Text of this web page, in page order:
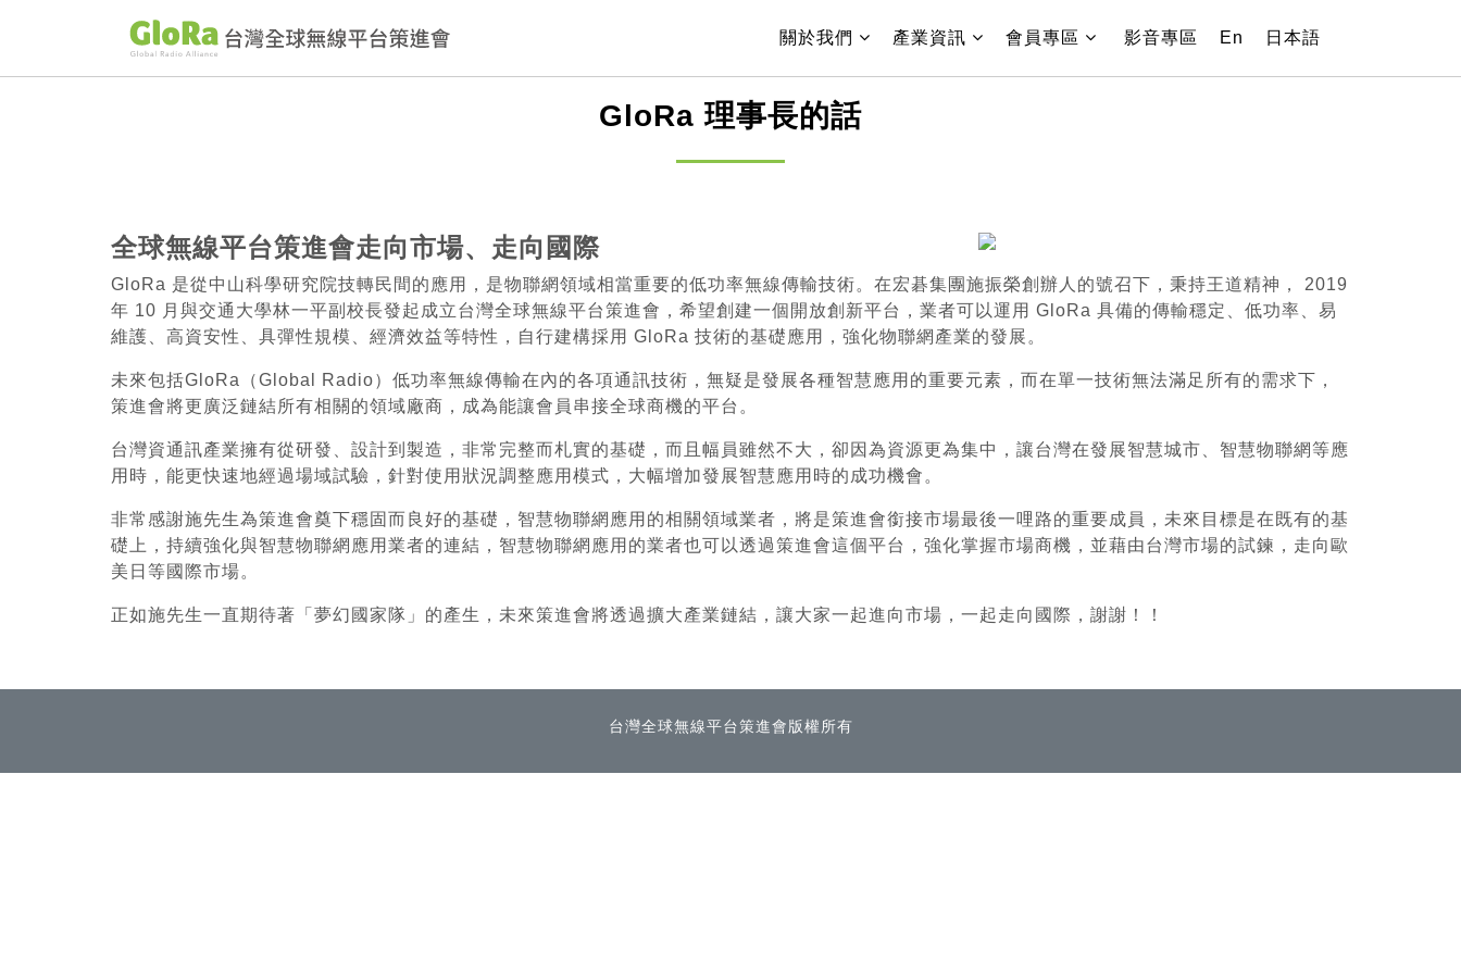
關於我們 (current)
產業資訊 (current)
會員專區 影音專區 En 日本語
GloRa 理事長的話
全球無線平台策進會走向市場、走向國際
GloRa 是從中山科學研究院技轉民間的應用，是物聯網領域相當重要的低功率無線傳輸技術。在宏碁集團施振榮創辦人的號召下，秉持王道精神， 2019
年 10 月與交通大學林一平副校長發起成立台灣全球無線平台策進會，希望創建一個開放創新平台，業者可以運用 GloRa 具備的傳輸穩定、低功率、易
維護、高資安性、具彈性規模、經濟效益等特性，自行建構採用 GloRa 技術的基礎應用，強化物聯網產業的發展。
未來包括GloRa（Global Radio）低功率無線傳輸在內的各項通訊技術，無疑是發展各種智慧應用的重要元素，而在單一技術無法滿足所有的需求下，
策進會將更廣泛鏈結所有相關的領域廠商，成為能讓會員串接全球商機的平台。
台灣資通訊產業擁有從研發、設計到製造，非常完整而札實的基礎，而且幅員雖然不大，卻因為資源更為集中，讓台灣在發展智慧城市、智慧物聯網等應
用時，能更快速地經過場域試驗，針對使用狀況調整應用模式，大幅增加發展智慧應用時的成功機會。
非常感謝施先生為策進會奠下穩固而良好的基礎，智慧物聯網應用的相關領域業者，將是策進會銜接市場最後一哩路的重要成員，未來目標是在既有的基
礎上，持續強化與智慧物聯網應用業者的連結，智慧物聯網應用的業者也可以透過策進會這個平台，強化掌握市場商機，並藉由台灣市場的試鍊，走向歐
美日等國際市場。
正如施先生一直期待著「夢幻國家隊」的產生，未來策進會將透過擴大產業鏈結，讓大家一起進向市場，一起走向國際，謝謝！！
台灣全球無線平台策進會版權所有